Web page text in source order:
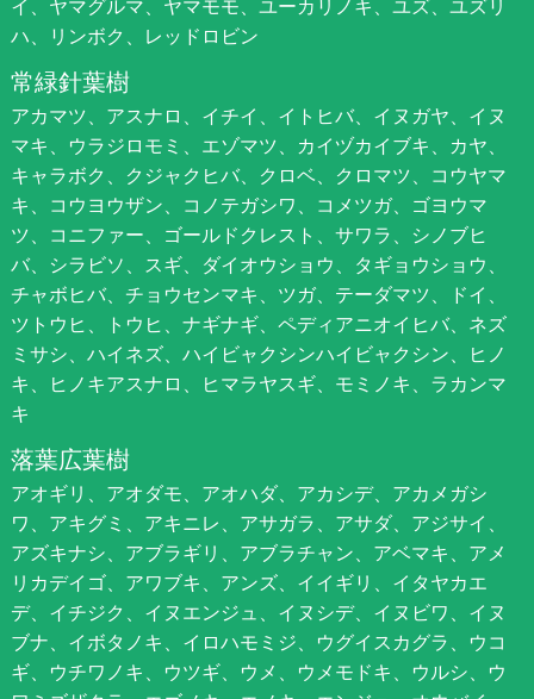
イ、ヤマグルマ、ヤマモモ、ユーカリノキ、ユズ、ユズリ
ハ、リンボク、レッドロビン
常緑針葉樹
アカマツ、アスナロ、イチイ、イトヒバ、イヌガヤ、イヌ
マキ、ウラジロモミ、エゾマツ、カイヅカイブキ、カヤ、
キャラボク、クジャクヒバ、クロベ、クロマツ、コウヤマ
キ、コウヨウザン、コノテガシワ、コメツガ、ゴヨウマ
ツ、コニファー、ゴールドクレスト、サワラ、シノブヒ
バ、シラビソ、スギ、ダイオウショウ、タギョウショウ、
チャボヒバ、チョウセンマキ、ツガ、テーダマツ、ドイ、
ツトウヒ、トウヒ、ナギナギ、ペディアニオイヒバ、ネズ
ミサシ、ハイネズ、ハイビャクシンハイビャクシン、ヒノ
キ、ヒノキアスナロ、ヒマラヤスギ、モミノキ、ラカンマ
キ
落葉広葉樹
アオギリ、アオダモ、アオハダ、アカシデ、アカメガシ
ワ、アキグミ、アキニレ、アサガラ、アサダ、アジサイ、
アズキナシ、アブラギリ、アブラチャン、アベマキ、アメ
リカデイゴ、アワブキ、アンズ、イイギリ、イタヤカエ
デ、イチジク、イヌエンジュ、イヌシデ、イヌビワ、イヌ
ブナ、イボタノキ、イロハモミジ、ウグイスカグラ、ウコ
ギ、ウチワノキ、ウツギ、ウメ、ウメモドキ、ウルシ、ウ